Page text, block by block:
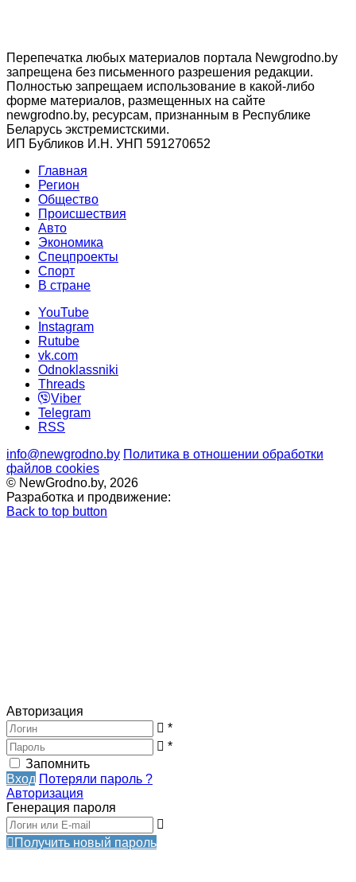
Перепечатка любых материалов портала Newgrodno.by
запрещена без письменного разрешения редакции.
Полностью запрещаем использование в какой-либо
форме материалов, размещенных на сайте
newgrodno.by, ресурсам, признанным в Республике
Беларусь экстремистскими.
ИП Бубликов И.Н. УНП 591270652
Главная
Регион
Общество
Происшествия
Авто
Экономика
Спецпроекты
Cпорт
В стране
YouTube
Instagram
Rutube
vk.com
Odnoklassniki
Threads
Viber
Telegram
RSS
info@newgrodno.by Политика в отношении обработки
файлов cookies
© NewGrodno.by, 2026
Разработка и продвижение:
Back to top button
Авторизация
*
*
Запомнить
Вход Потеряли пароль ?
Авторизация
Генерация пароля
Получить новый пароль